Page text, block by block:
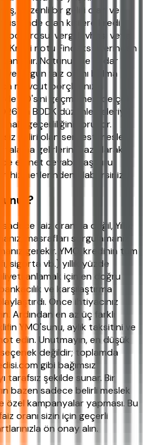
düzenli bir geliri olan ve
üstünde olan kişilere kredi
bordrosu, vergi levhası veya
Kredi notu Findeks üzerinden
Notunuz ne kadar
ve uygun faiz oranı bulma
mevcut borçlarınızın
50'sini geçmemesi de çok
BDDK düzenlemeleriyle
hala geçerliliğini koruyor.
geliri olan serbest meslek
gelirlerini baz alarak
en net cevabı başvuru
hizmetlerinden alabilirsiniz.
faiz oranına değil, Yıllık
masrafları sorgulamanız
gerekir. YMO, kredinin tüm
sigorta vb.) yıllık yüzde
anlamak için en doğru
ve karşılaştırma
Önce ihtiyacınız
Ardından en az üç farklı
YMO'sunu, aylık taksitini ve
edin. Unutmayın, en düşük
değildir; toplamda
gibi bağımsız
tarafsız şekilde sunar. Bir
bazen sadece belirli meslek
özel kampanyalar yapması. Bu
oranı sizin için geçerli
ön onay alın.